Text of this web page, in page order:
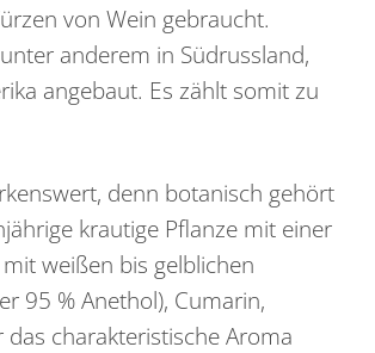
von Wein gebraucht.
anderem in Südrussland,
angebaut. Es zählt somit zu
denn botanisch gehört
krautige Pflanze mit einer
weißen bis gelblichen
95 % Anethol), Cumarin,
charakteristische Aroma